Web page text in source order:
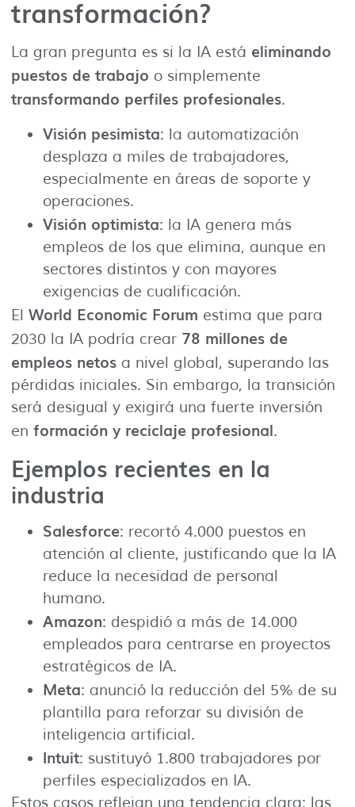
transformación?
La gran pregunta es si la IA está eliminando
puestos de trabajo o simplemente
transformando perfiles profesionales.
Visión pesimista: la automatización
desplaza a miles de trabajadores,
especialmente en áreas de soporte y
operaciones.
Visión optimista: la IA genera más
empleos de los que elimina, aunque en
sectores distintos y con mayores
exigencias de cualificación.
El World Economic Forum estima que para
2030 la IA podría crear 78 millones de
empleos netos a nivel global, superando las
pérdidas iniciales. Sin embargo, la transición
será desigual y exigirá una fuerte inversión
en formación y reciclaje profesional.
Ejemplos recientes en la
industria
Salesforce: recortó 4.000 puestos en
atención al cliente, justificando que la IA
reduce la necesidad de personal
humano.
Amazon: despidió a más de 14.000
empleados para centrarse en proyectos
estratégicos de IA.
Meta: anunció la reducción del 5% de su
plantilla para reforzar su división de
inteligencia artificial.
Intuit: sustituyó 1.800 trabajadores por
perfiles especializados en IA.
Estos casos reflejan una tendencia clara: las